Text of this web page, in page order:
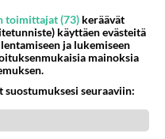
Vastattu 8v
tutkiskellut aika paljon;
mitä on rikkaus?
toimittajat (73) keräävät
käyttäen evästeitä
ja lukemiseen
mainoksia
seuraaviin: